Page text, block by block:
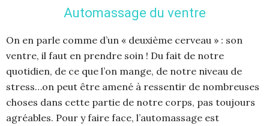
Automassage du ventre
On en parle comme d’un « deuxième cerveau » : son
ventre, il faut en prendre soin ! Du fait de notre
quotidien, de ce que l’on mange, de notre niveau de
stress…on peut être amené à ressentir de nombreuses
choses dans cette partie de notre corps, pas toujours
agréables. Pour y faire face, l’automassage est